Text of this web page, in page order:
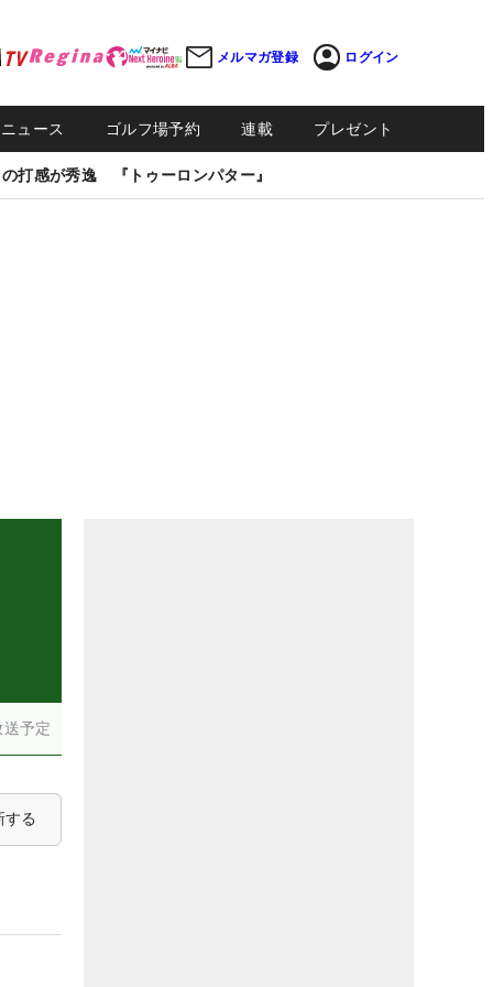
メルマガ登録 ログイン
ュース ゴルフ場予約 連載 プレゼント
打感が秀逸 『トゥーロンパター』
予定
する